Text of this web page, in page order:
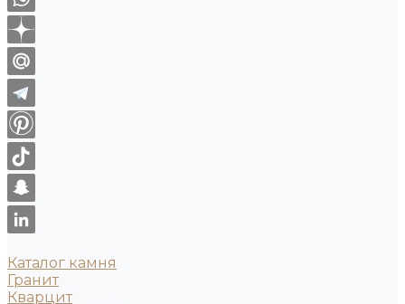
Каталог камня
Гранит
Кварцит